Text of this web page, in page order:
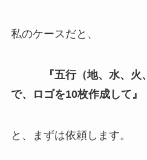
私のケースだと、
『五行（地、水、火、
で、ロゴを10枚作成して』
と、まずは依頼します。